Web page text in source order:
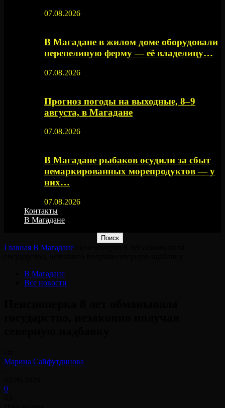
07.08.2026
В Магадане в жилом доме оборудовали
перепелиную ферму — её владелицу…
07.08.2026
Прогноз погоды на выходные, 8–9
августа, в Магадане
07.08.2026
В Магадане рыбаков осудили за сбыт
немаркированных морепродуктов — у
них…
07.08.2026
Контакты
В Магадане
Главная В Магадане
В Магадане
Все новости
Марина Сайфутдинова
0